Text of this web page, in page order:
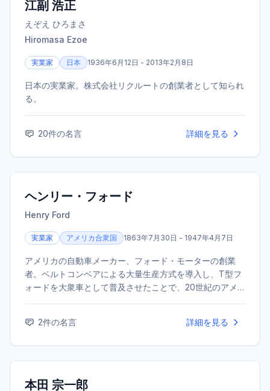
江副 浩正
えぞえ ひろまさ
Hiromasa Ezoe
実業家 日本 1936年6月12日 - 2013年2月8日
日本の実業家。株式会社リクルートの創業者として知られ
る。
20件の名言 詳細を見る
ヘンリー・フォード
Henry Ford
実業家 アメリカ合衆国 1863年7月30日 - 1947年4月7日
アメリカの自動車メーカー、フォード・モーターの創業
者。ベルトコンベアによる大量生産方式を導入し、T型フ
ォードを大衆車として普及させたことで、20世紀のアメ
2件の名言 詳細を見る
本田 宗一郎